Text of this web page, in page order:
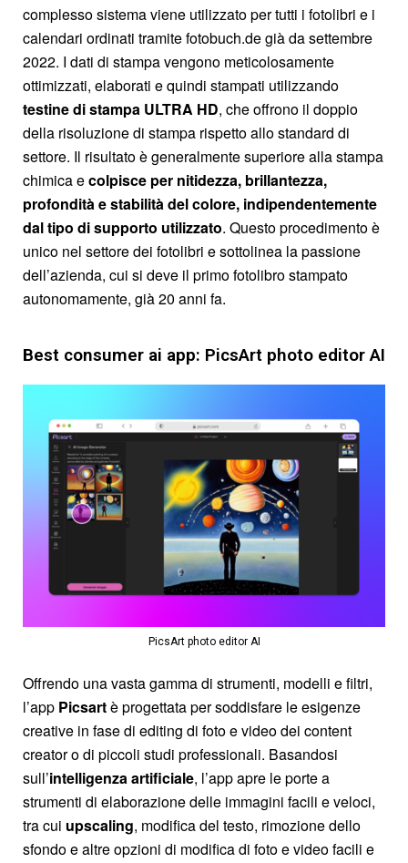
complesso sistema viene utilizzato per tutti i fotolibri e i
calendari ordinati tramite fotobuch.de già da settembre
2022. I dati di stampa vengono meticolosamente
ottimizzati, elaborati e quindi stampati utilizzando
testine di stampa ULTRA HD, che offrono il doppio
della risoluzione di stampa rispetto allo standard di
settore. Il risultato è generalmente superiore alla stampa
chimica ecolpisce per nitidezza, brillantezza,
profondità e stabilità del colore, indipendentemente
dal tipo di supporto utilizzato. Questo procedimento è
unico nel settore dei fotolibri e sottolinea la passione
dell’azienda, cui si deve il primo fotolibro stampato
autonomamente, già 20 anni fa.
Best consumer ai app: PicsArt photo editor AI
PicsArt photo editor AI
Offrendo una vasta gamma di strumenti, modelli e filtri,
l’app Picsartè progettata per soddisfare le esigenze
creative in fase di editing di foto e video dei content
creator o di piccoli studi professionali. Basandosi
sull’intelligenza artificiale, l’app apre le porte a
strumenti di elaborazione delle immagini facili e veloci,
tra cui upscaling, modifica del testo, rimozione dello
sfondo e altre opzioni di modifica di foto e video facili e